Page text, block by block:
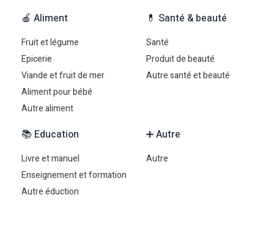
🍎 Aliment
Fruit et légume
Epicerie
Viande et fruit de mer
Aliment pour bébé
Autre aliment
💊 Santé & beauté
Santé
Produit de beauté
Autre santé et beauté
📚 Education
Livre et manuel
Enseignement et formation
Autre éduction
➕ Autre
Autre